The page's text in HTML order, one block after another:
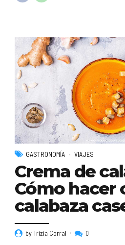
GASTRONOMÍA VIAJES
Crema de
Cómo hacer
calabaza
by Trizia Corral 0